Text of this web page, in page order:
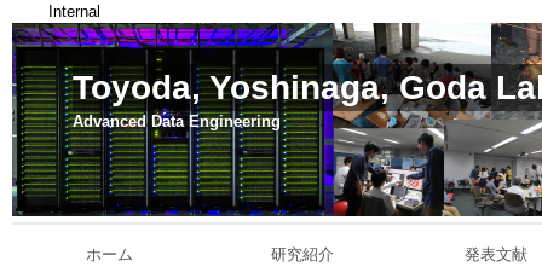
Internal
Toyoda, Yoshinaga, Goda
Advanced Data Engineering
ホーム 研究紹介 発表文献